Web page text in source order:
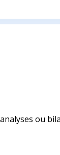
ou